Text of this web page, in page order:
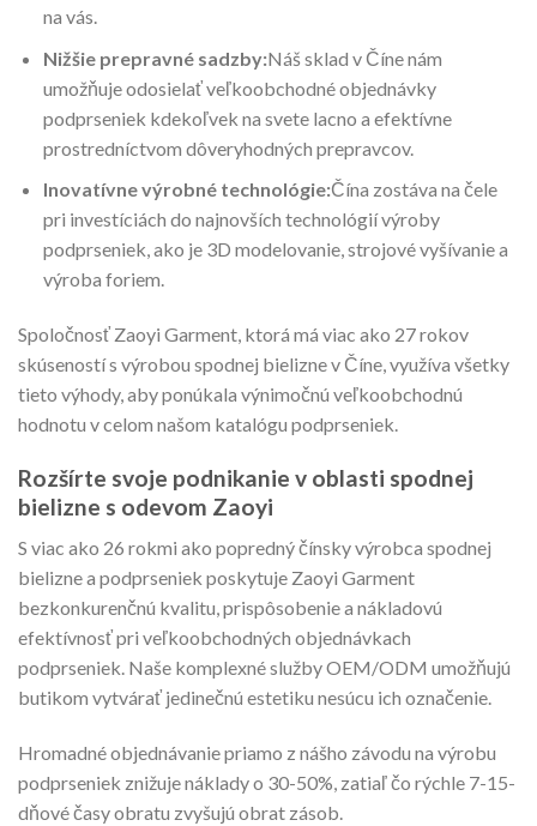
na vás.
Nižšie prepravné sadzby:Náš sklad v Číne nám
umožňuje odosielať veľkoobchodné objednávky
podprseniek kdekoľvek na svete lacno a efektívne
prostredníctvom dôveryhodných prepravcov.
Inovatívne výrobné technológie:Čína zostáva na čele
pri investíciách do najnovších technológií výroby
podprseniek, ako je 3D modelovanie, strojové vyšívanie a
výroba foriem.
Spoločnosť Zaoyi Garment, ktorá má viac ako 27 rokov
skúseností s výrobou spodnej bielizne v Číne, využíva všetky
tieto výhody, aby ponúkala výnimočnú veľkoobchodnú
hodnotu v celom našom katalógu podprseniek.
Rozšírte svoje podnikanie v oblasti spodnej
bielizne s odevom Zaoyi
S viac ako 26 rokmi ako popredný čínsky výrobca spodnej
bielizne a podprseniek poskytuje Zaoyi Garment
bezkonkurenčnú kvalitu, prispôsobenie a nákladovú
efektívnosť pri veľkoobchodných objednávkach
podprseniek. Naše komplexné služby OEM/ODM umožňujú
butikom vytvárať jedinečnú estetiku nesúcu ich označenie.
Hromadné objednávanie priamo z nášho závodu na výrobu
podprseniek znižuje náklady o 30-50%, zatiaľ čo rýchle 7-15-
dňové časy obratu zvyšujú obrat zásob.